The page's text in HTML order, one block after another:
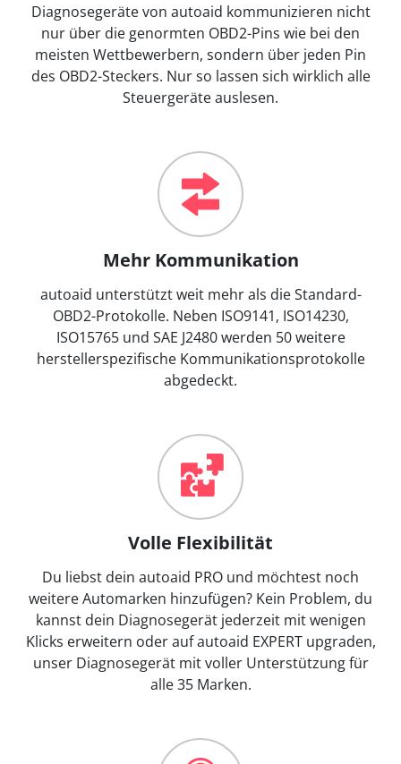
Diagnosegeräte von autoaid kommunizieren nicht
nur über die genormten OBD2-Pins wie bei den
meisten Wettbewerbern, sondern über jeden Pin
des OBD2-Steckers. Nur so lassen sich wirklich alle
Steuergeräte auslesen.
Mehr Kommunikation
autoaid unterstützt weit mehr als die Standard-
OBD2-Protokolle. Neben ISO9141, ISO14230,
ISO15765 und SAE J2480 werden 50 weitere
herstellerspezifische Kommunikationsprotokolle
abgedeckt.
Volle Flexibilität
Du liebst dein autoaid PRO und möchtest noch
weitere Automarken hinzufügen? Kein Problem, du
kannst dein Diagnosegerät jederzeit mit wenigen
Klicks erweitern oder auf autoaid EXPERT upgraden,
unser Diagnosegerät mit voller Unterstützung für
alle 35 Marken.